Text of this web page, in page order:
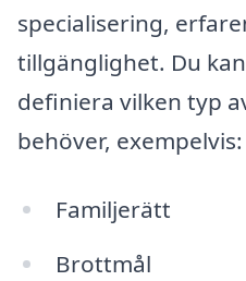
specialisering,
tillgänglighet. Du
definiera vilken typ
behöver, exempelvis:
Familjerätt
Brottmål